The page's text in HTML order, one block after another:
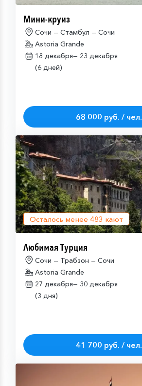
Мини-круиз
Сочи — Стамбул — Сочи
Astoria Grande
18 декабря— 23 декабря
(6 дней)
68 000 руб. / чел.
Осталось менее 483 кают
Любимая Турция
Сочи — Трабзон — Сочи
Astoria Grande
27 декабря— 30 декабря
(3 дня)
41 700 руб. / чел.